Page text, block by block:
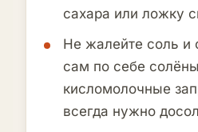
сахара или ложку
Не жалейте соль и
сам по себе
кисломолочные
всегда нужно